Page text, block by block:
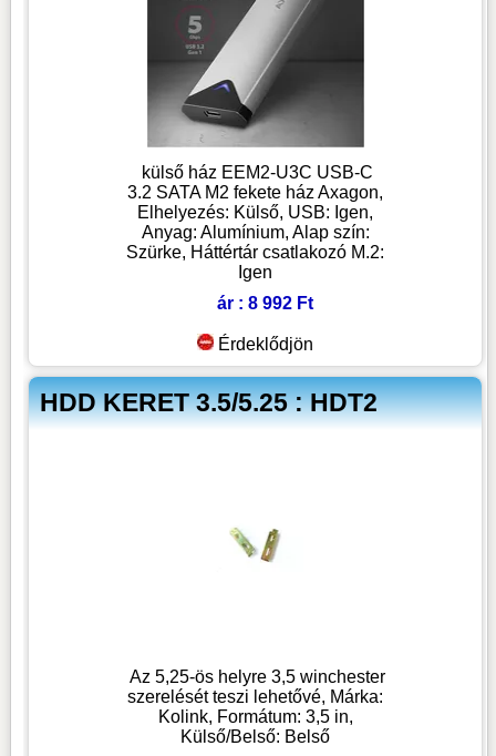
külső ház EEM2-U3C USB-C
3.2 SATA M2 fekete ház Axagon,
Elhelyezés: Külső, USB: Igen,
Anyag: Alumínium, Alap szín:
Szürke, Háttértár csatlakozó M.2:
Igen
ár : 8 992 Ft
Érdeklődjön
HDD KERET 3.5/5.25 : HDT2
Az 5,25-ös helyre 3,5 winchester
szerelését teszi lehetővé, Márka:
Kolink, Formátum: 3,5 in,
Külső/Belső: Belső